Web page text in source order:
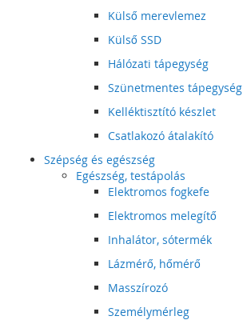
Külső merevlemez
Külső SSD
Hálózati tápegység
Szünetmentes tápegység
Kelléktisztító készlet
Csatlakozó átalakító
Szépség és egészség
Egészség, testápolás
Elektromos fogkefe
Elektromos melegítő
Inhalátor, sótermék
Lázmérő, hőmérő
Masszírozó
Személymérleg